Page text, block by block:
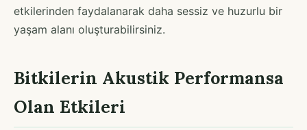
etkilerinden faydalanarak daha sessiz ve huzurlu bir
yaşam alanı oluşturabilirsiniz.
Bitkilerin Akustik Performansa
Olan Etkileri